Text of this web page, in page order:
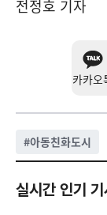
전정호 기자
카카오
#아동친화도시
실시간 인기